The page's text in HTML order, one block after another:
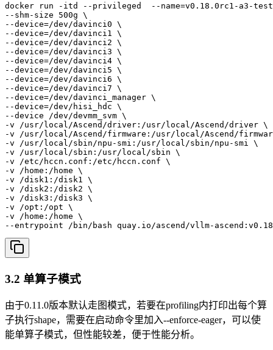
docker run -itd --privileged  --name=v0.18.0rc1-a3-
--shm-size 500g \
--device=/dev/davinci0 \
--device=/dev/davinci1 \
--device=/dev/davinci2 \
--device=/dev/davinci3 \
--device=/dev/davinci4 \
--device=/dev/davinci5 \
--device=/dev/davinci6 \
--device=/dev/davinci7 \
--device=/dev/davinci_manager \
--device=/dev/hisi_hdc \
--device /dev/devmm_svm \
-v /usr/local/Ascend/driver:/usr/local/Ascend/driver \
-v /usr/local/Ascend/firmware:/usr/local/Ascend/
-v /usr/local/sbin/npu-smi:/usr/local/sbin/npu-smi \
-v /usr/local/sbin:/usr/local/sbin \
-v /etc/hccn.conf:/etc/hccn.conf \
-v /home:/home \
-v /disk1:/disk1 \
-v /disk2:/disk2 \
-v /disk3:/disk3 \
-v /opt:/opt \
-v /home:/home \
--entrypoint /bin/bash quay.io/ascend/vllm-
3.2 单算子模式
由于0.11.0版本默认走图模式，若要在profiling内打印出每个算
子执行shape，需要在启动命令里加入--enforce-eager，可以使
能单算子模式，但性能较差，便于性能分析。